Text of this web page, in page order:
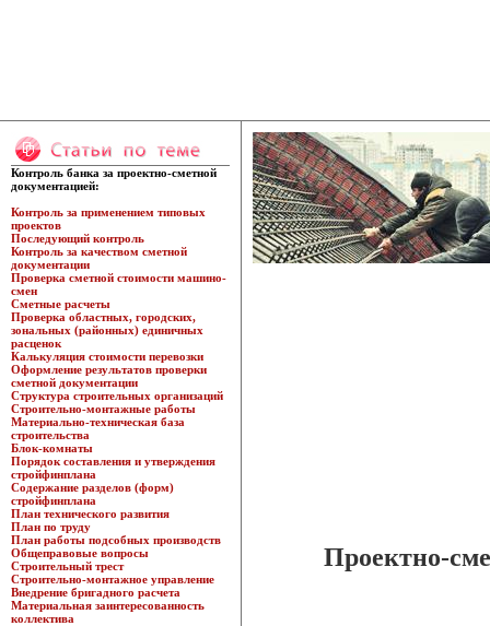
Контроль банка за проектно-сметной
документацией:
Контроль за применением типовых
проектов
Последующий контроль
Контроль за качеством сметной
документации
Проверка сметной стоимости машино-
смен
Сметные расчеты
Проверка областных, городских,
зональных (районных) единичных
расценок
Калькуляция стоимости перевозки
Оформление результатов проверки
сметной документации
Структура строительных организаций
Строительно-монтажные работы
Материально-техническая база
строительства
Блок-комнаты
Порядок составления и утверждения
стройфинплана
Содержание разделов (форм)
стройфинплана
План технического развития
План по труду
План работы подсобных производств
Общеправовые вопросы
Строительный трест
Строительно-монтажное управление
Внедрение бригадного расчета
Материальная заинтересованность
коллектива
Проектно-